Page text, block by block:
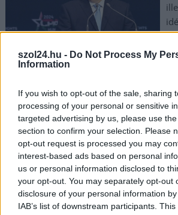
szol24.hu - Do Not Process My
Information
If you wish to opt-out of the sale, sharing
processing of your personal or sensitive
targeted advertising by us, please use
section to confirm your selection. Please
opt-out request is processed you may
interest-based ads based on personal
us or personal information disclosed to
your opt-out. You may separately opt-out
disclosure of your personal information
IAB’s list of downstream participants.
az egészségügyi és közlekedési
honnan volt ennyi milliárd?
TOVÁBB OLVASOM
JNSZ megyei hírek egészségügy,fidesz ,
, NER ,pénz , , tisza part